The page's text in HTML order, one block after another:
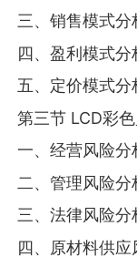
三、销售模式分
四、盈利模式分
五、定价模式分
第三节 LCD彩
一、经营风险分
二、管理风险分
三、法律风险分
四、原材料供应